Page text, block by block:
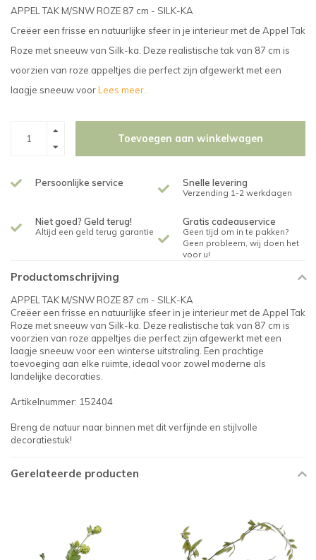
APPEL TAK M/SNW ROZE 87 cm - SILK-KA
Creëer een frisse en natuurlijke sfeer in je interieur met de Appel Tak
Roze met sneeuw van Silk-ka. Deze realistische tak van 87 cm is
voorzien van roze appeltjes die perfect zijn afgewerkt met een
laagje sneeuw voorLees meer..
Toevoegen aan winkelwagen
Persoonlijke service Snelle levering
Verzending 1-2 werkdagen
Niet goed? Geld terug!
Altijd een geld terug garantie
Gratis cadeauservice
Geen tijd om in te pakken?
Geen probleem, wij doen het
voor u!
Productomschrijving
APPEL TAK M/SNW ROZE 87 cm - SILK-KA
Creëer een frisse en natuurlijke sfeer in je interieur met de Appel Tak
Roze met sneeuw van Silk-ka. Deze realistische tak van 87 cm is
voorzien van roze appeltjes die perfect zijn afgewerkt met een
laagje sneeuw voor een winterse uitstraling. Een prachtige
toevoeging aan elke ruimte, ideaal voor zowel moderne als
landelijke decoraties.
Artikelnummer: 152404
Breng de natuur naar binnen met dit verfijnde en stijlvolle
decoratiestuk!
Gerelateerde producten